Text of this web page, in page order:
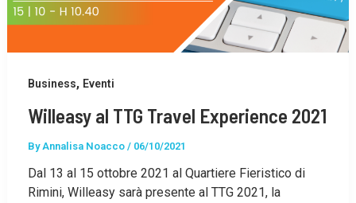
Business, Eventi
Willeasy al TTG Travel Experience 2021
ByAnnalisa Noacco / 06/10/2021
Dal 13 al 15 ottobre 2021 al Quartiere Fieristico di
Rimini, Willeasy sarà presente al TTG 2021, la